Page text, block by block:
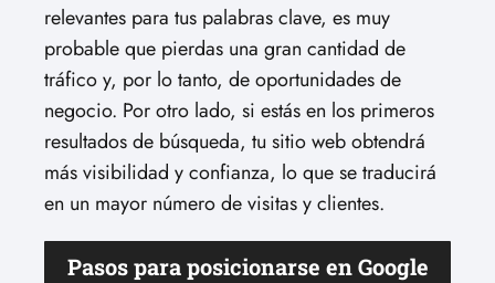
relevantes para tus palabras clave, es muy
probable que pierdas una gran cantidad de
tráfico y, por lo tanto, de oportunidades de
negocio. Por otro lado, si estás en los primeros
resultados de búsqueda, tu sitio web obtendrá
más visibilidad y confianza, lo que se traducirá
en un mayor número de visitas y clientes.
Pasos para posicionarse en Google